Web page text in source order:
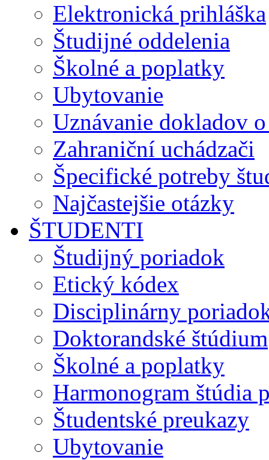
Elektronická prihláška
Študijné oddelenia
Školné a poplatky
Ubytovanie
Uznávanie dokladov
Zahraniční uchádzači
Špecifické potreby
Najčastejšie otázky
ŠTUDENTI
Študijný poriadok
Etický kódex
Disciplinárny
Doktorandské štúdium
Školné a poplatky
Harmonogram štúdia
Študentské preukazy
Ubytovanie